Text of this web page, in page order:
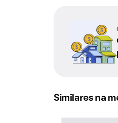
Similares na